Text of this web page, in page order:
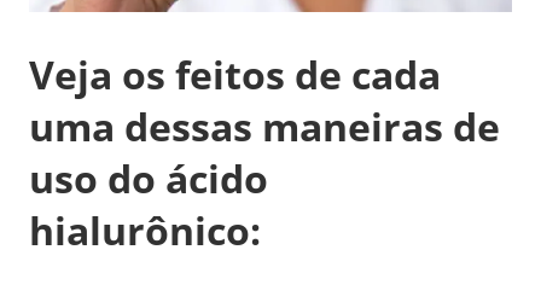
Veja os feitos de cada
uma dessas maneiras de
uso do ácido
hialurônico: